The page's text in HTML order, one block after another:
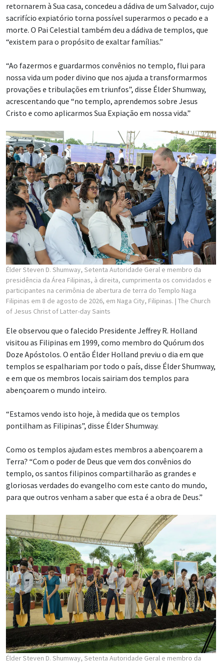
retornarem à Sua casa, concedeu a dádiva de um Salvador, cujo
sacrifício expiatório torna possível superarmos o pecado e a
morte. O Pai Celestial também deu a dádiva de templos, que
“existem para o propósito de exaltar famílias.”
“Ao fazermos e guardarmos convênios no templo, flui para
nossa vida um poder divino que nos ajuda a transformarmos
provações e tribulações em triunfos”, disse Élder Shumway,
acrescentando que “no templo, aprendemos sobre Jesus
Cristo e como aplicarmos Sua Expiação em nossa vida.”
Élder Steven D. Shumway, Setenta Autoridade Geral e membro da
presidência da Área Filipinas, à direita, cumprimenta os convidados e
participantes na cerimônia de abertura de terra do Templo Naga
Filipinas em 8 de agosto de 2026, em Naga City, Filipinas. | The Church
of Jesus Christ of Latter-day Saints
Ele observou que o falecido Presidente Jeffrey R. Holland
visitou as Filipinas em 1999, como membro do Quórum dos
Doze Apóstolos. O então Élder Holland previu o dia em que
templos se espalhariam por todo o país, disse Élder Shumway,
e em que os membros locais sairiam dos templos para
abençoarem o mundo inteiro.
“Estamos vendo isto hoje, à medida que os templos
pontilham as Filipinas”, disse Élder Shumway.
Como os templos ajudam estes membros a abençoarem a
Terra? “Com o poder de Deus que vem dos convênios do
templo, os santos filipinos compartilharão as grandes e
gloriosas verdades do evangelho com este canto do mundo,
para que outros venham a saber que esta é a obra de Deus.”
Élder Steven D. Shumway, Setenta Autoridade Geral e membro da